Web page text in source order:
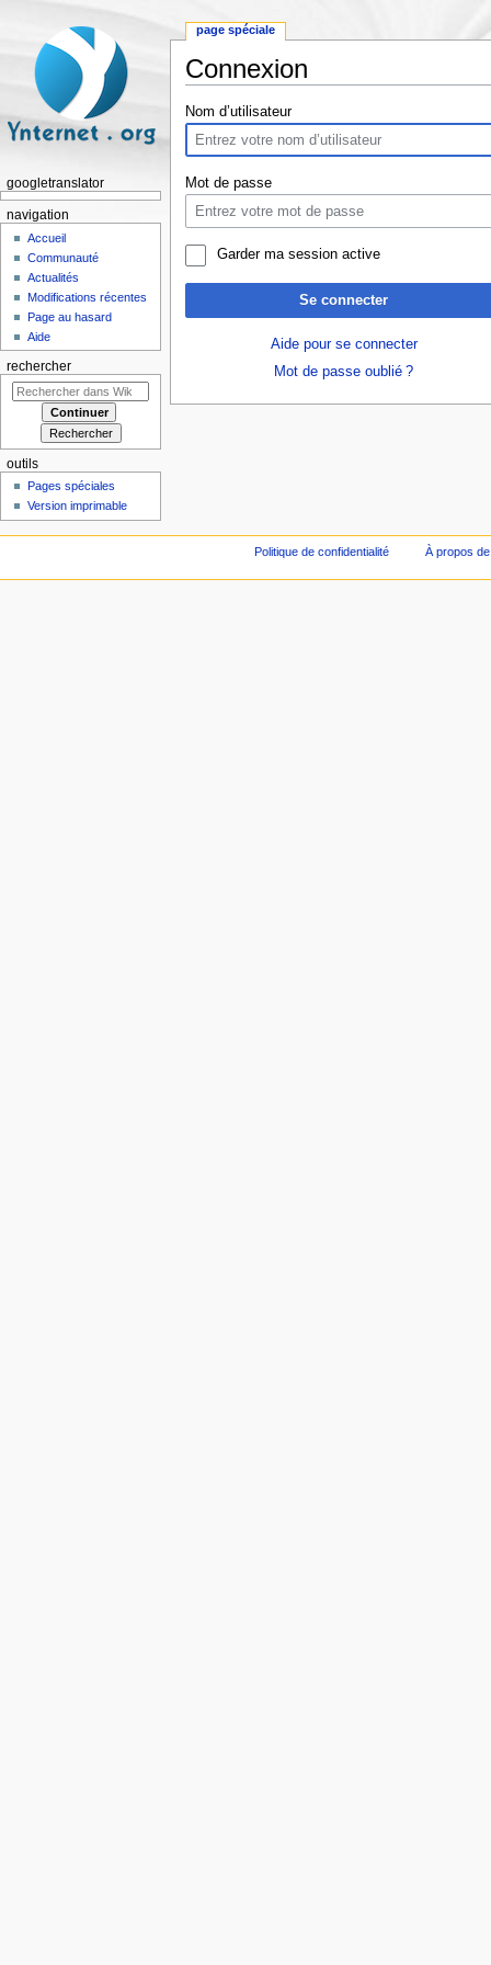
Connexion
Nom d’utilisateur
Mot de passe
Garder ma session active
Se connecter
Aide pour se connecter
Mot de passe oublié ?
page spéciale
googletranslator
navigation
Accueil
Communauté
Actualités
Modifications récentes
Page au hasard
Aide
rechercher
outils
Pages spéciales
Version imprimable
Politique de confidentialité À propos